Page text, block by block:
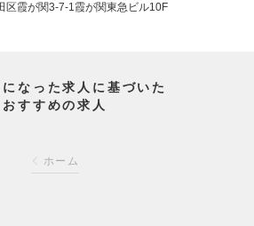
霞が関3-7-1霞が関東急ビル10F
なった求人に基づいた
おすすめの求人
ホーム